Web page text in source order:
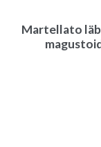
Martellato